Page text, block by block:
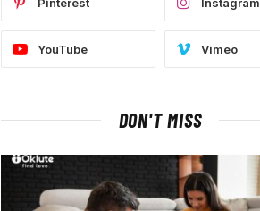
YouTube Vimeo
DON'T MISS